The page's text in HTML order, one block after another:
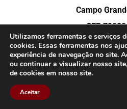
Campo
CEP
© Copyright 2015 – Instituto de Direito e
Utilizamos ferramentas e serviços
cookies. Essas ferramentas nos
experiência de navegação no site.
ou continuar a visualizar nosso
de cookies em nosso site.
Aceitar